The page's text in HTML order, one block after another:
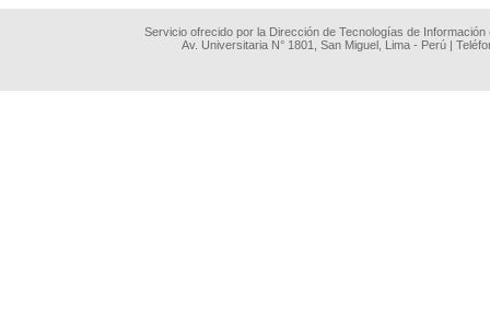
Servicio ofrecido por la Dirección de Tecnologías de
Av. Universitaria N° 1801, San Miguel, Lima - Perú |